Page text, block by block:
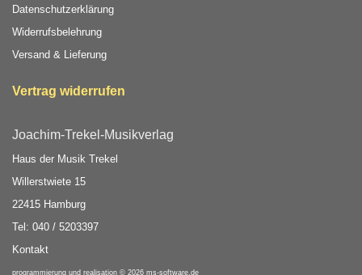
Datenschutzerklärung
Widerrufsbelehrung
Versand & Lieferung
Vertrag widerrufen
Joachim-Trekel-Musikverlag
Haus der Musik Trekel
Willerstwiete 15
22415 Hamburg
Tel: 040 / 5203397
Kontakt
programmierung und realisation © 2026 ms-software.de